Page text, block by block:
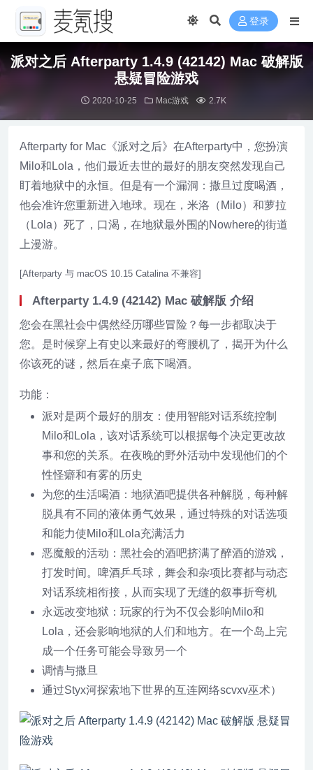
登录
派对之后 Afterparty 1.4.9 (42142) Mac 破解版
悬疑冒险游戏
2020-10-25 Mac游戏 2.7K
Afterparty for Mac《派对之后》在Afterparty中，您扮演
Milo和Lola，他们最近去世的最好的朋友突然发现自己
盯着地狱中的永恒。但是有一个漏洞：撒旦过度喝酒，
他会准许您重新进入地球。现在，米洛（Milo）和萝拉
（Lola）死了，口渴，在地狱最外围的Nowhere的街道
上漫游。
[Afterparty 与 macOS 10.15 Catalina 不兼容]
Afterparty 1.4.9 (42142) Mac 破解版 介绍
您会在黑社会中偶然经历哪些冒险？每一步都取决于
您。是时候穿上有史以来最好的弯腰机了，揭开为什么
你该死的谜，然后在桌子底下喝酒。
功能：
派对是两个最好的朋友：使用智能对话系统控制
Milo和Lola，该对话系统可以根据每个决定更改故
事和您的关系。在夜晚的野外活动中发现他们的个
性怪癖和有雾的历史
为您的生活喝酒：地狱酒吧提供各种解脱，每种解
脱具有不同的液体勇气效果，通过特殊的对话选项
和能力使Milo和Lola充满活力
恶魔般的活动：黑社会的酒吧挤满了醉酒的游戏，
打发时间。啤酒乒乓球，舞会和杂项比赛都与动态
对话系统相衔接，从而实现了无缝的叙事折弯机
永远改变地狱：玩家的行为不仅会影响Milo和
Lola，还会影响地狱的人们和地方。在一个岛上完
成一个任务可能会导致另一个
调情与撒旦
通过Styx河探索地下世界的互连网络scvxv巫术）